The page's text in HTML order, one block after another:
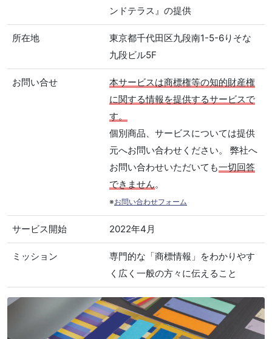
ンドテラス』の提供
所在地
東京都千代田区九段南1-5-6りそな
九段ビル5F
お問い合せ
本サービスは商標権等の知的財産権
に関する情報を提供するサービスで
す。
個別商品、サービスについては提供
元へお問い合わせください。 弊社へ
お問い合わせいただいても一切回答
できません。
※お問い合わせフォーム
サービス開始 2022年4月
ミッション
専門的な「商標情報」をわかりやす
く広く一般の方々に伝えること